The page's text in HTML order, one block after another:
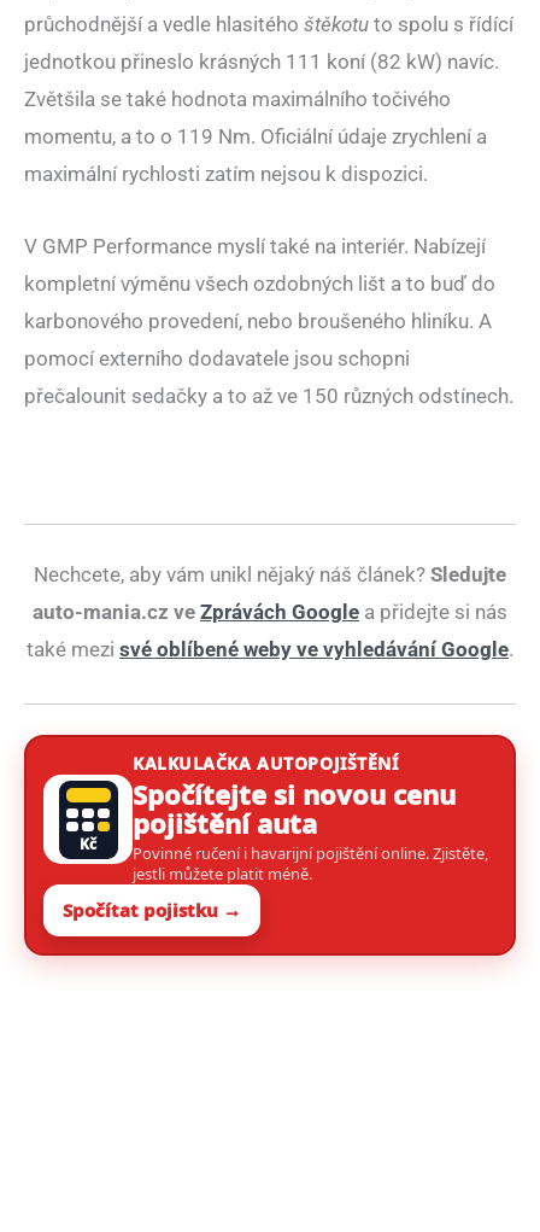
průchodnější a vedle hlasitého štěkotu to spolu s řídící
jednotkou přineslo krásných 111 koní (82 kW) navíc.
Zvětšila se také hodnota maximálního točivého
momentu, a to o 119 Nm. Oficiální údaje zrychlení a
maximální rychlosti zatím nejsou k dispozici.
V GMP Performance myslí také na interiér. Nabízejí
kompletní výměnu všech ozdobných lišt a to buď do
karbonového provedení, nebo broušeného hliníku. A
pomocí externího dodavatele jsou schopni
přečalounit sedačky a to až ve 150 různých odstínech.
Nechcete, aby vám unikl nějaký náš článek? Sledujte
auto-mania.cz ve Zprávách Google a přidejte si nás
také mezi své oblíbené weby ve vyhledávání Google.
Kč
KALKULAČKA AUTOPOJIŠTĚNÍ
Spočítejte si novou cenu
pojištění auta
Povinné ručení i havarijní pojištění online. Zjistěte,
jestli můžete platit méně.
Spočítat pojistku →